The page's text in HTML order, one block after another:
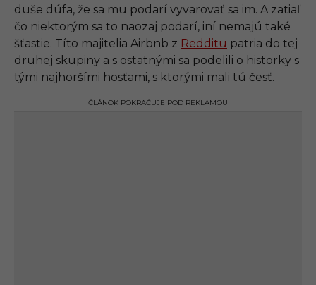
2
2
1
1
6
8
duše dúfa, že sa mu podarí vyvarovať sa im. A zatiaľ
čo niektorým sa to naozaj podarí, iní nemajú také
šťastie. Títo majitelia Airbnb z Redditu patria do tej
druhej skupiny a s ostatnými sa podelili o historky s
tými najhoršími hosťami, s ktorými mali tú česť.
ČLÁNOK POKRAČUJE POD REKLAMOU